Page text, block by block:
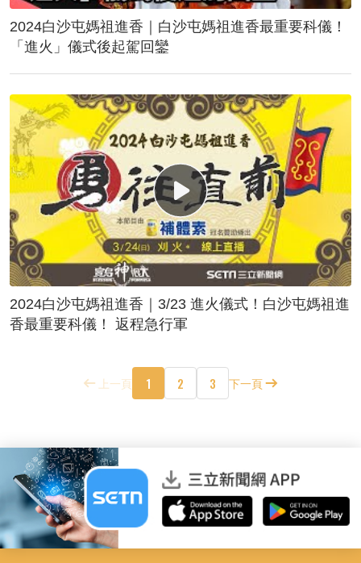
2024白沙屯媽祖進香｜白沙屯媽祖進香最重要科儀！
「進火」儀式後起駕回鑾
2024白沙屯媽祖進香｜3/23 進火儀式！白沙屯媽祖進
香最重要科儀！ 返程急行軍
上一頁 1 2 3 下一頁